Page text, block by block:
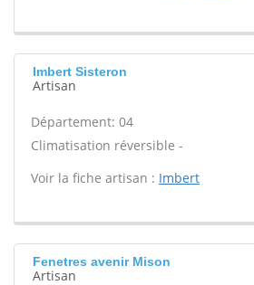
Imbert Sisteron
Artisan
Département: 04
Climatisation réversible -
Voir la fiche artisan : Imbert
Fenetres avenir Mison
Artisan